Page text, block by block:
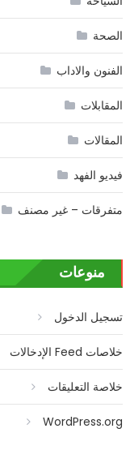
الصحة
الفنون والاداب
المقابلات
المقالات
فيديو الفهد
متفرقات – غير مصنف
منوعات
تسجيل الدخول
خلاصات Feed الإدخالات
خلاصة التعليقات
WordPress.org